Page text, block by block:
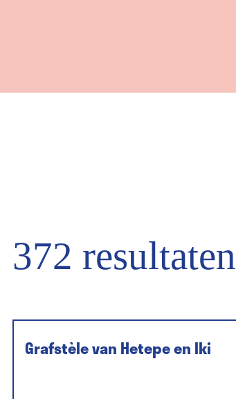
372 resultaten
Grafstèle van Hetepe en Iki